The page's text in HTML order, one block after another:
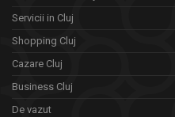
Servicii in Cluj
Shopping Cluj
Cazare Cluj
Business Cluj
De vazut